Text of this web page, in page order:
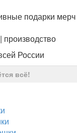
подарки мерч
производство
России